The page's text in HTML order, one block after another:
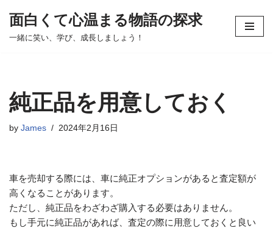
コ
ツ
へ
キ
面白くて心温まる物語の探求
一緒に笑い、学び、成長しましょう！
純正品を用意しておく
by James 2024年2月16日
車を売却する際には、車に純正オプションがあると査定額が
高くなることがあります。
ただし、純正品をわざわざ購入する必要はありません。
もし手元に純正品があれば、査定の際に用意しておくと良い